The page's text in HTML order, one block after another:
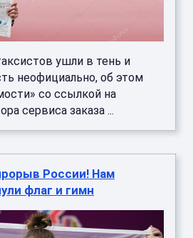
ушли в тень и
неофициально, об этом
со ссылкой на
сервиса заказа ...
России! Нам
флаг и гимн